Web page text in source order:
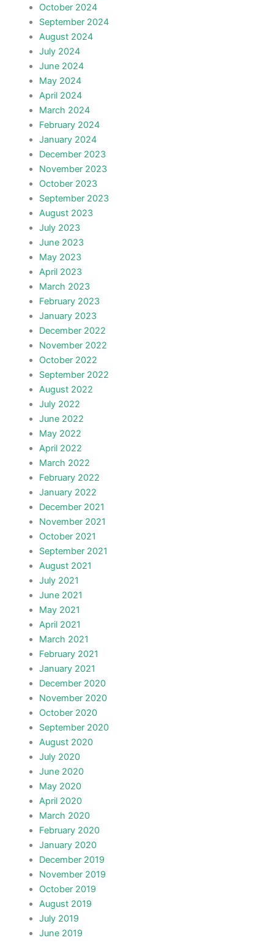
October 2024
September 2024
August 2024
July 2024
June 2024
May 2024
April 2024
March 2024
February 2024
January 2024
December 2023
November 2023
October 2023
September 2023
August 2023
July 2023
June 2023
May 2023
April 2023
March 2023
February 2023
January 2023
December 2022
November 2022
October 2022
September 2022
August 2022
July 2022
June 2022
May 2022
April 2022
March 2022
February 2022
January 2022
December 2021
November 2021
October 2021
September 2021
August 2021
July 2021
June 2021
May 2021
April 2021
March 2021
February 2021
January 2021
December 2020
November 2020
October 2020
September 2020
August 2020
July 2020
June 2020
May 2020
April 2020
March 2020
February 2020
January 2020
December 2019
November 2019
October 2019
August 2019
July 2019
June 2019